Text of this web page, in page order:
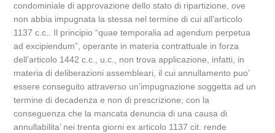
condominiale di approvazione dello stato di ripartizione, ove
non abbia impugnata la stessa nel termine di cui all’articolo
1137 c.c.. Il principio “quae temporalia ad agendum perpetua
ad excipiendum”, operante in materia contrattuale in forza
dell’articolo 1442 c.c., u.c., non trova applicazione, infatti, in
materia di deliberazioni assembleari, il cui annullamento puo’
essere conseguito attraverso un’impugnazione soggetta ad un
termine di decadenza e non di prescrizione; con la
conseguenza che la mancata denuncia di una causa di
annullabilita’ nei trenta giorni ex articolo 1137 cit. rende